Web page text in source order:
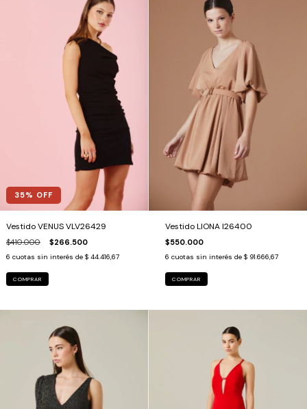
35% OFF
Vestido VENUS VLV26429
$410.000 $266.500
6 cuotas sin interés de $ 44.416,67
COMPRAR
Vestido LIONA I26400
$550.000
6 cuotas sin interés de $ 91.666,67
COMPRAR